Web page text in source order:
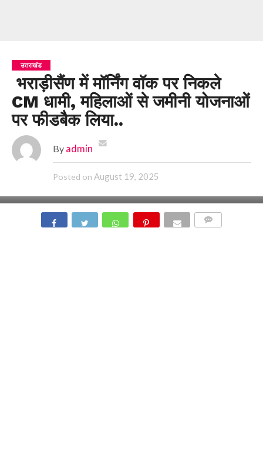
उत्तराखंड
भराड़ीसैंण में मॉर्निंग वॉक पर निकले
CM धामी, महिलाओं से जमीनी योजनाओं
पर फीडबैक लिया..
By admin
Posted on August 19, 2025